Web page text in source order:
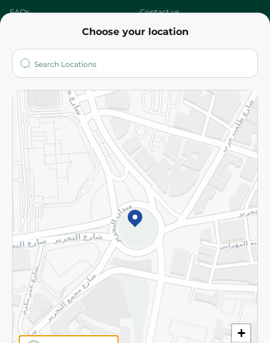
Choose your location
+
FAQs Contact us
Who are we?
More
Returns and Refund Terms and Conditions
Privacy Policy
Subscribe to our NewsLetter
©2026 - Spinneys | All Rights Reserved